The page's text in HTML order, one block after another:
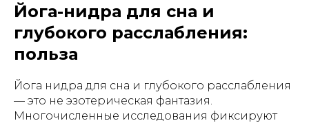
Йога-нидра для сна и
глубокого расслабления:
польза
Йога нидра для сна и глубокого расслабления
— это не эзотерическая фантазия.
Многочисленные исследования фиксируют